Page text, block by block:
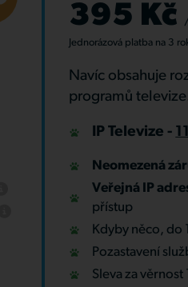
395 Kč
Jednorázová platba na 3
Navíc obsahuje
programů
IP Televize -
Neomezená
Veřejná IP
přístup
Kdyby něco, do
Pozastavení
Sleva za věrnost